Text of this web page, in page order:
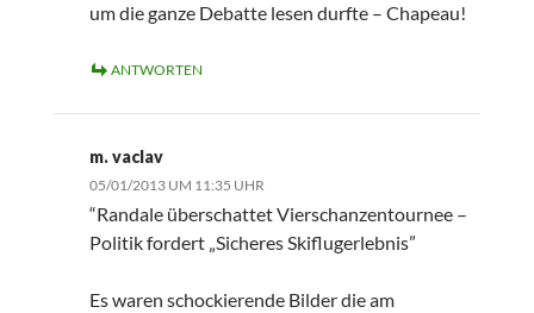
um die ganze Debatte lesen durfte – Chapeau!
ANTWORTEN
m. vaclav
05/01/2013 UM 11:35 UHR
“Randale überschattet Vierschanzentournee –
Politik fordert „Sicheres Skiflugerlebnis”
Es waren schockierende Bilder die am